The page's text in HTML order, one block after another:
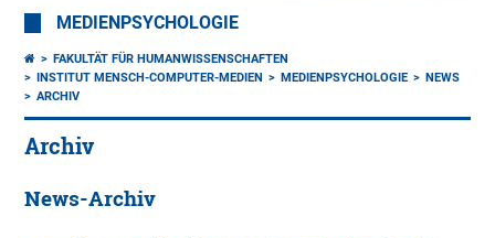
MEDIENPSYCHOLOGIE
FAKULTÄT FÜR HUMANWISSENSCHAFTEN
INSTITUT MENSCH-COMPUTER-MEDIEN
MEDIENPSYCHOLOGIE
NEWS
ARCHIV
Archiv
News-Archiv